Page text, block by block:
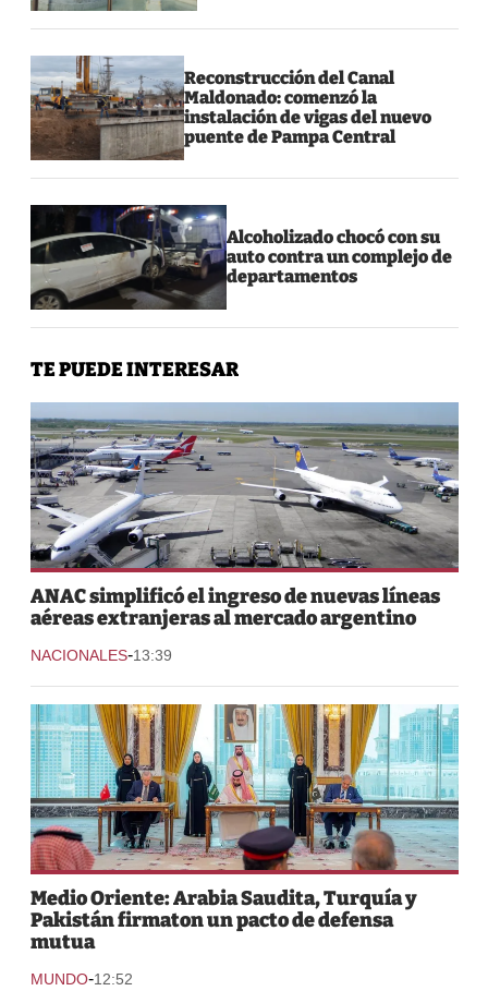
Reconstrucción del Canal
Maldonado: comenzó la
instalación de vigas del nuevo
puente de Pampa Central
Alcoholizado chocó con su
auto contra un complejo de
departamentos
TE PUEDE INTERESAR
ANAC simplificó el ingreso de nuevas líneas
aéreas extranjeras al mercado argentino
NACIONALES-13:39
Medio Oriente: Arabia Saudita, Turquía y
Pakistán firmaton un pacto de defensa
mutua
MUNDO-12:52